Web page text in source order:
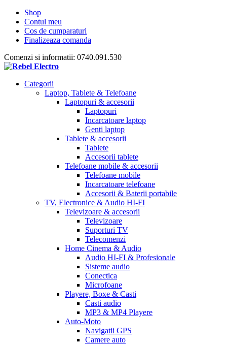
Shop
Contul meu
Cos de cumparaturi
Finalizeaza comanda
Comenzi si informatii: 0740.091.530
Categorii
Laptop, Tablete & Telefoane
Laptopuri & accesorii
Laptopuri
Incarcatoare laptop
Genti laptop
Tablete & accesorii
Tablete
Accesorii tablete
Telefoane mobile & accesorii
Telefoane mobile
Incarcatoare telefoane
Accesorii & Baterii portabile
TV, Electronice & Audio HI-FI
Televizoare & accesorii
Televizoare
Suporturi TV
Telecomenzi
Home Cinema & Audio
Audio HI-FI & Profesionale
Sisteme audio
Conectica
Microfoane
Playere, Boxe & Casti
Casti audio
MP3 & MP4 Playere
Auto-Moto
Navigatii GPS
Camere auto